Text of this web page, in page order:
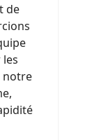
de
notre